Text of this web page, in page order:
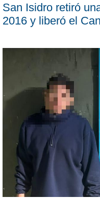
San Isidro retiró
2016 y liberó el